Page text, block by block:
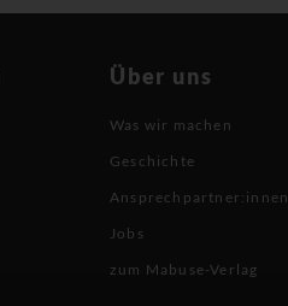
Über uns
Was wir machen
Geschichte
Ansprechpartner:innen
Jobs
zum Mabuse-Verlag